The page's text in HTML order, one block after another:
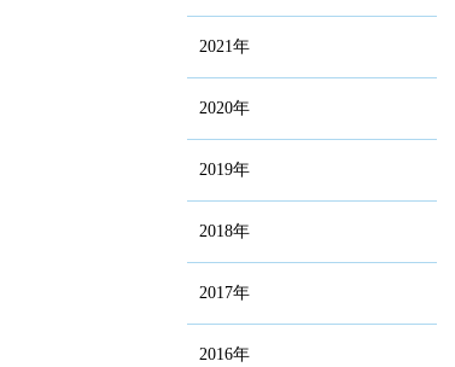
2021年
2020年
2019年
2018年
2017年
2016年